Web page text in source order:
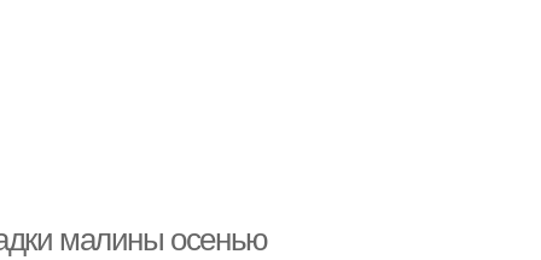
малины осенью